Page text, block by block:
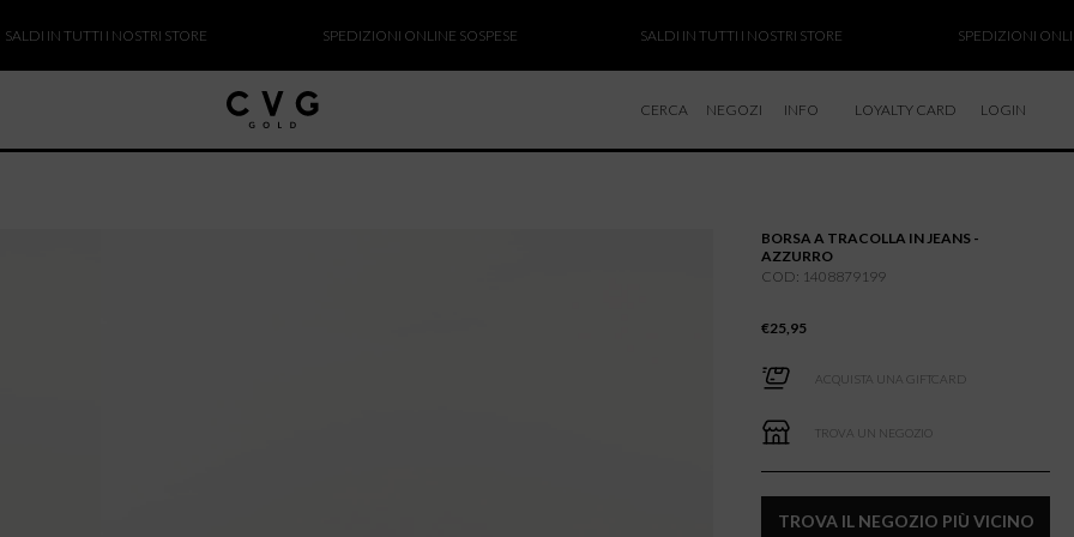
IN TUTTI I NOSTRI STORE SPEDIZIONI ONLINE SOSPESE SALDI IN TUTTI I NOSTRI STORE SPEDIZIONI ONLINE
CERCA NEGOZI INFO
RESI E RIMBORSI
LOYALTY CARD LOGIN
BORSA A TRACOLLA IN JEANS -
AZZURRO
COD: 1408879199
€25,95
ACQUISTA UNA GIFTCARD
TROVA UN NEGOZIO
TROVA IL NEGOZIO PIÙ VICINO